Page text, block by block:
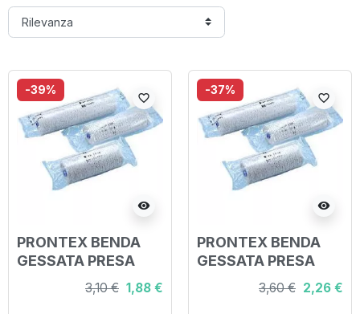
-39%
visibility
favorite_border
PRONTEX BENDA
GESSATA PRESA
RAPIDA 10CM
3,10 € 1,88 €
-37%
visibility
favorite_border
PRONTEX BENDA
GESSATA PRESA
RAPIDA 12 CM
3,60 € 2,26 €